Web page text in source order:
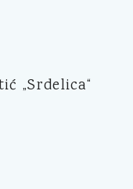
„Srdelica“